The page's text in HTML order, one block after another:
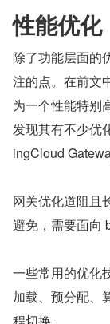
性能优化
除了功能层面的
注的点。在前文
为一个性能特别
发现其有不少优
ingCloud
网关优化道阻且
避免，需要面向
一些常用的优化
加载、预分配、